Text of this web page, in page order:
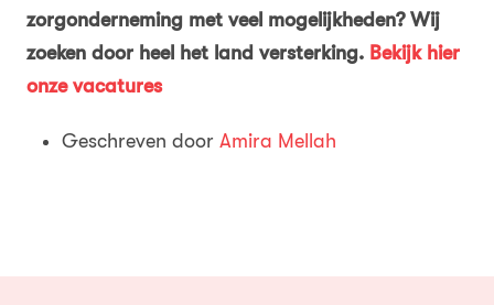
zorgonderneming met veel mogelijkheden? Wij
zoeken door heel het land versterking. Bekijk hier
onze vacatures
Geschreven door Amira Mellah